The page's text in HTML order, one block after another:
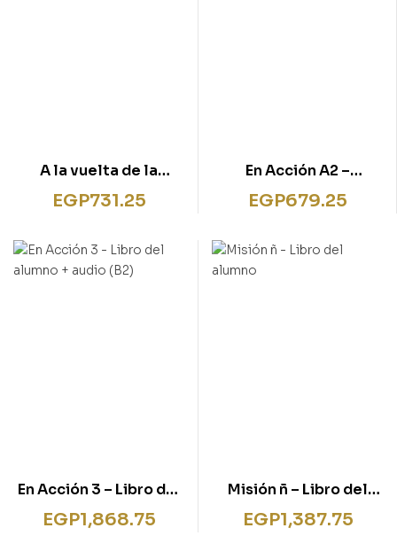
A la vuelta de la
esquina + audio
EGP731.25
En Acción A2 –
Cuaderno de
actividades + CD audio
EGP679.25
En Acción 3 – Libro del
alumno + audio (B2)
EGP1,868.75
Misión ñ – Libro del
alumno
EGP1,387.75